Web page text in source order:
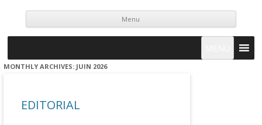
Menu
MONTHLY ARCHIVES: JUIN 2026
EDITORIAL